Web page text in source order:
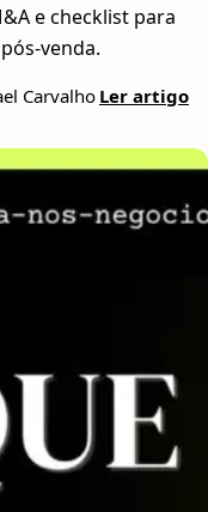
e checklist para
venda.
Carvalho Ler artigo